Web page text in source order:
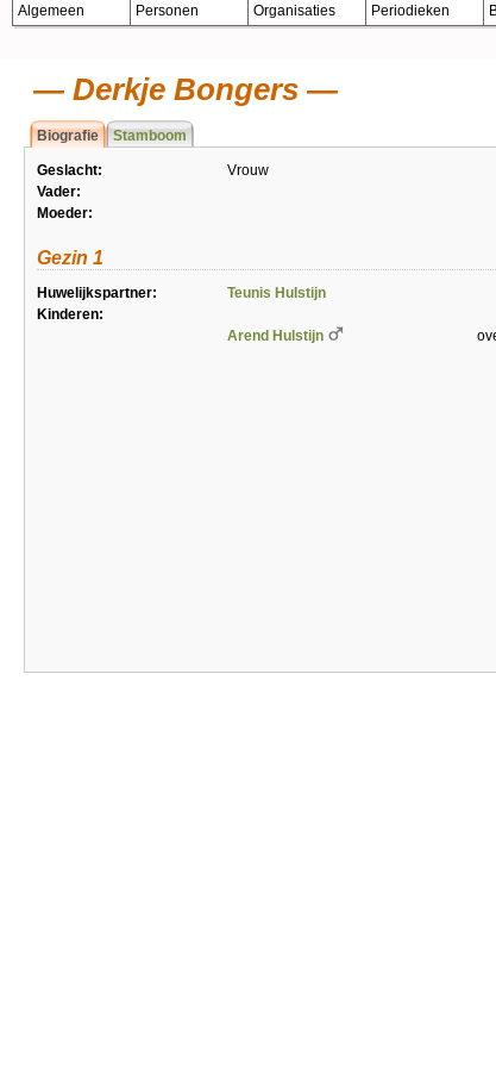
Algemeen Personen Organisaties Periodieken
Derkje Bongers
Biografie Stamboom
Geslacht:
Vrouw
Vader:
Moeder:
Gezin 1
Huwelijkspartner:
Teunis Hulstijn
Kinderen:
Arend Hulstijn